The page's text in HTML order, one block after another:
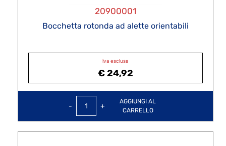
20900001
Bocchetta rotonda ad alette orientabili
iva esclusa
€ 24,92
QuantitàAGGIUNGI AL
CARRELLO